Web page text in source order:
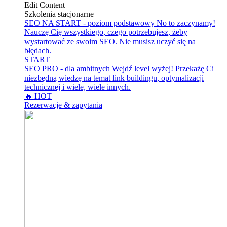
Edit Content
Szkolenia stacjonarne
SEO NA START - poziom podstawowy No to zaczynamy!
Nauczę Cię wszystkiego, czego potrzebujesz, żeby
wystartować ze swoim SEO. Nie musisz uczyć się na
błędach.
START
SEO PRO - dla ambitnych Wejdź level wyżej! Przekażę Ci
niezbędną wiedzę na temat link buildingu, optymalizacji
technicznej i wiele, wiele innych.
🔥 HOT
Rezerwacje & zapytania